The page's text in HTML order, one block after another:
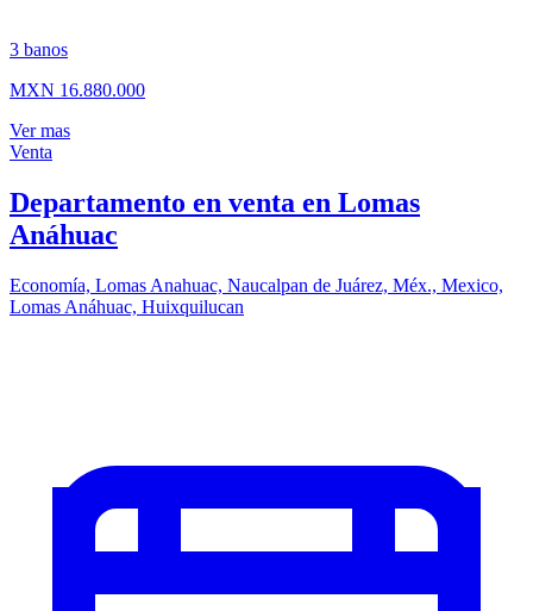
3 banos
MXN 16.880.000
Ver mas
Venta
Departamento en venta en Lomas
Anáhuac
Economía, Lomas Anahuac, Naucalpan de Juárez, Méx., Mexico,
Lomas Anáhuac, Huixquilucan